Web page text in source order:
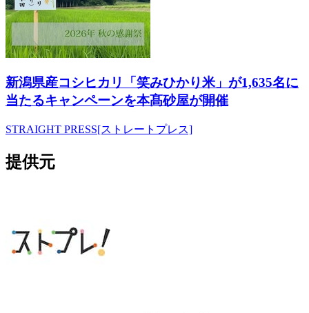
新潟県産コシヒカリ「笑みひかり米」が1,635名に
当たるキャンペーンを本髙砂屋が開催
STRAIGHT PRESS[ストレートプレス]
提供元